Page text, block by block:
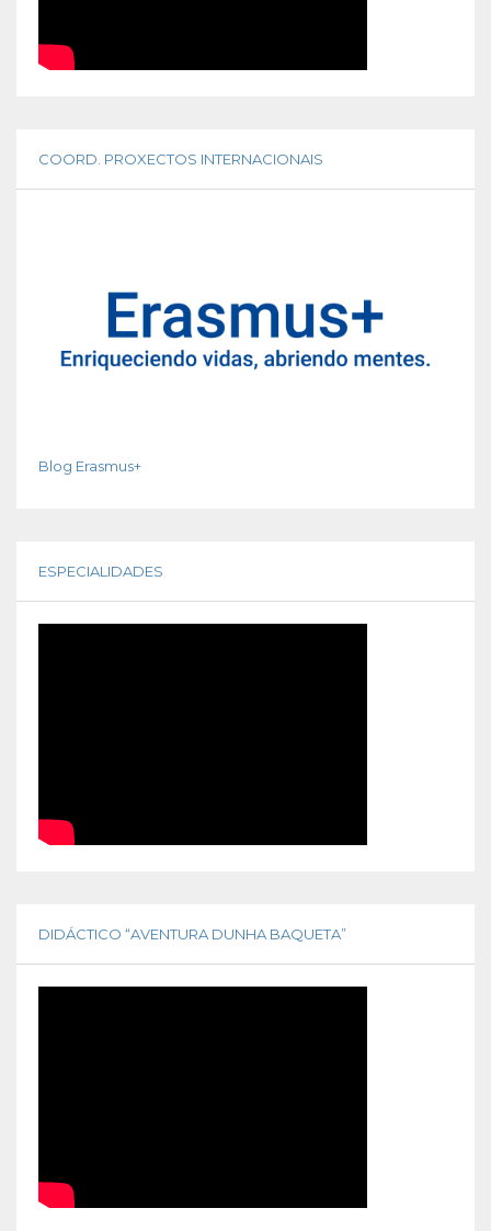
COORD. PROXECTOS INTERNACIONAIS
Blog Erasmus+
ESPECIALIDADES
DIDÁCTICO “AVENTURA DUNHA BAQUETA”